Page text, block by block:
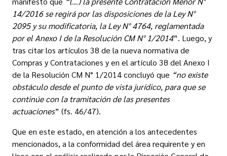
14/2016 se regirá por las disposiciones de la Ley N°
2095 y su modificatoria, la Ley N° 4764, reglamentada
por el Anexo I de la Resolución CM N° 1/2014”. Luego, y
tras citar los artículos 38 de la nueva normativa de
Compras y Contrataciones y en el artículo 38 del Anexo I
de la Resolución CM N° 1/2014 concluyó que “no existe
obstáculo desde el punto de vista jurídico, para que se
continúe con la tramitación de las presentes
actuaciones” (fs. 46/47).
Que en este estado, en atención a los antecedentes
mencionados, a la conformidad del área requirente y en